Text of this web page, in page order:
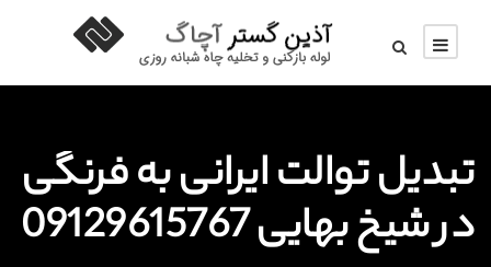
تبدیل توالت ایرانی به فرنگی
در شیخ بهایی 09129615767